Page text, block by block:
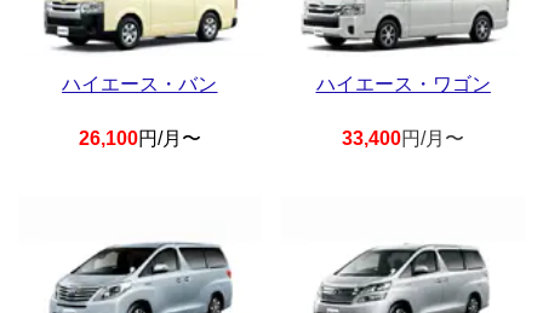
ハイエース・バン
26,100円/月〜
ハイエース・ワゴン
33,400円/月〜